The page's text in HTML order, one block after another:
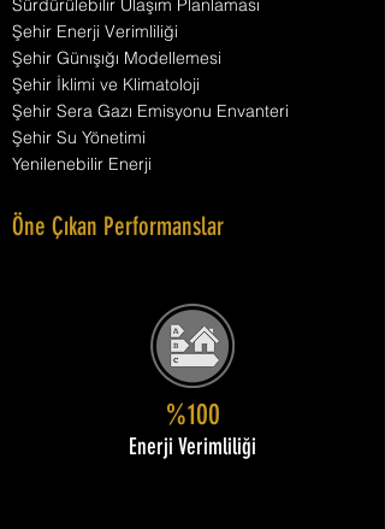
Sürdürülebilir Ulaşım Planlaması
Şehir Enerji Verimliliği
Şehir Günışığı Modellemesi
Şehir İklimi ve Klimatoloji
Şehir Sera Gazı Emisyonu Envanteri
Şehir Su Yönetimi
Yenilenebilir Enerji
Öne Çıkan Performanslar
%100
Enerji Verimliliği